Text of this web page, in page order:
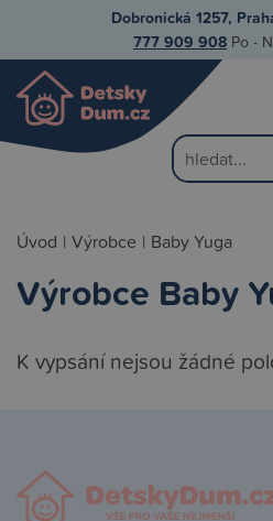
Dobronická 1257,
777 909 908 Po -
Úvod | Výrobce | Baby Yuga
Výrobce Baby
K vypsání nejsou žádné